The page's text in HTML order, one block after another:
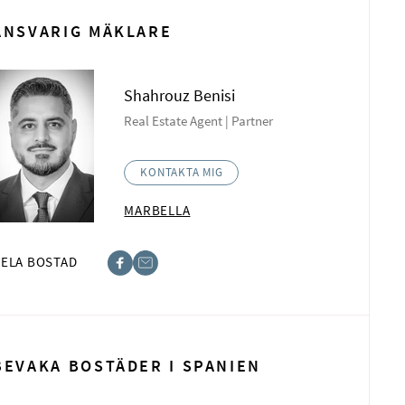
MÄKLARE
Shahrouz Benisi
Real Estate Agent | Partner
KONTAKTA MIG
MARBELLA
BOSTAD
BOSTÄDER I SPANIEN